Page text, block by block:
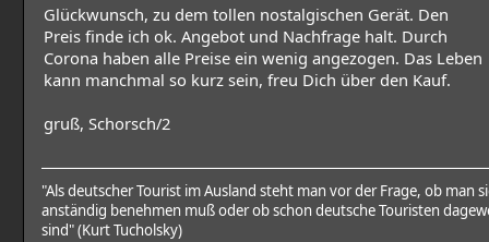
Glückwunsch, zu dem tollen nostalgischen Gerät. Den
Preis finde ich ok. Angebot und Nachfrage halt. Durch
Corona haben alle Preise ein wenig angezogen. Das Leben
kann manchmal so kurz sein, freu Dich über den Kauf.
gruß, Schorsch/2
"Als deutscher Tourist im Ausland steht man vor der Frage, ob man
anständig benehmen muß oder ob schon deutsche Touristen
sind" (Kurt Tucholsky)